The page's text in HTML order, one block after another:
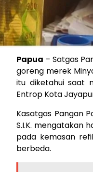
Papua – Satgas
goreng merek
itu diketahui saat
Entrop Kota
Kasatgas Pangan
S.I.K. mengatakan
pada kemasan
berbeda.